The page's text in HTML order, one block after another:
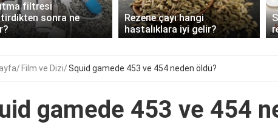
filtresi
sonra ne
Rezene çayı hangi
hastalıklara iyi gelir?
Film ve Dizi Squid gamede 453 ve 454 neden öldü?
gamede 453 ve 454